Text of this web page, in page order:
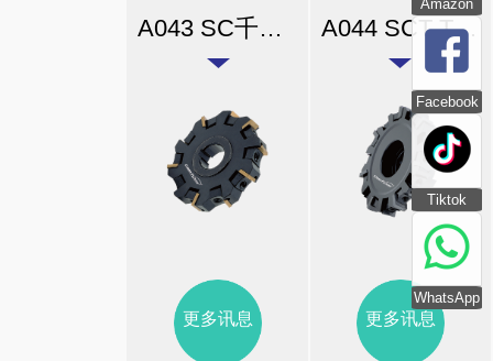
Amazon
Facebook
Tiktok
WhatsApp
A043 SC千鳥型倒銑刀
更多讯息
A044 SCT T型侧铣刀
更多讯息